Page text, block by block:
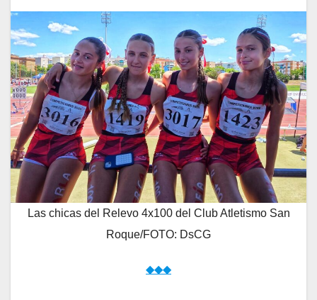
Las chicas del Relevo 4x100 del Club Atletismo San
Roque/FOTO: DsCG
◆◆◆